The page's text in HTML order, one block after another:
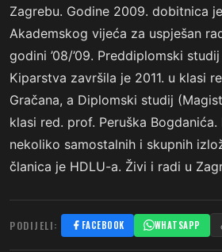
Zagrebu. Godine 2009. dobitnica
Akademskog vijeća za uspješan
godini ’08/’09. Preddiplomski
Kiparstva završila je 2011. u klasi
Gračana, a Diplomski studij
klasi red. prof. Peruška Bogdanića.
nekoliko samostalnih i skupnih
članica je HDLU-a. Živi i radi u
PODIJELI: FACEBOOK WHATSAPP